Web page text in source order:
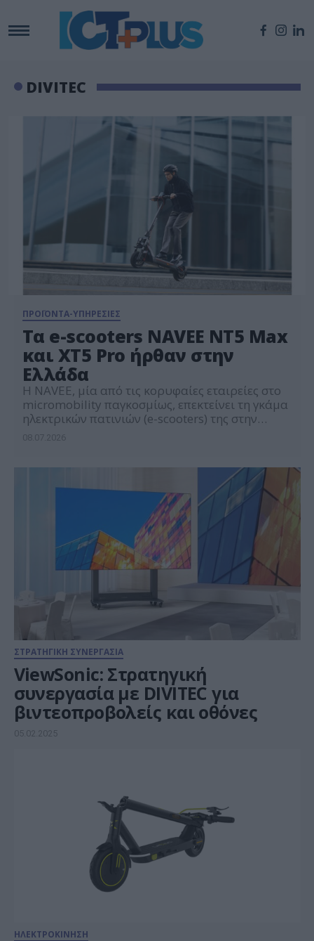
DIVITEC
ΠΡΟΪΟΝΤΑ-ΥΠΗΡΕΣΙΕΣ
Τα e-scooters NAVEE NT5 Max
και XT5 Pro ήρθαν στην
Ελλάδα
Η NAVEE, μία από τις κορυφαίες εταιρείες στο
micromobility παγκοσμίως, επεκτείνει τη γκάμα
ηλεκτρικών πατινιών (e-scooters) της στην
που επιζητούν ευέλικτη και οικονομική
μετακίνηση, με μεγάλη αυτονομία και ισχύ για
κάθε χρήση, χωρίς όμως να κάνουν
ΣΤΡΑΤΗΓΙΚΗ ΣΥΝΕΡΓΑΣΙΑ
ViewSonic: Στρατηγική
συνεργασία με DIVITEC για
βιντεοπροβολείς και οθόνες
05.02.2025
ΗΛΕΚΤΡΟΚΙΝΗΣΗ